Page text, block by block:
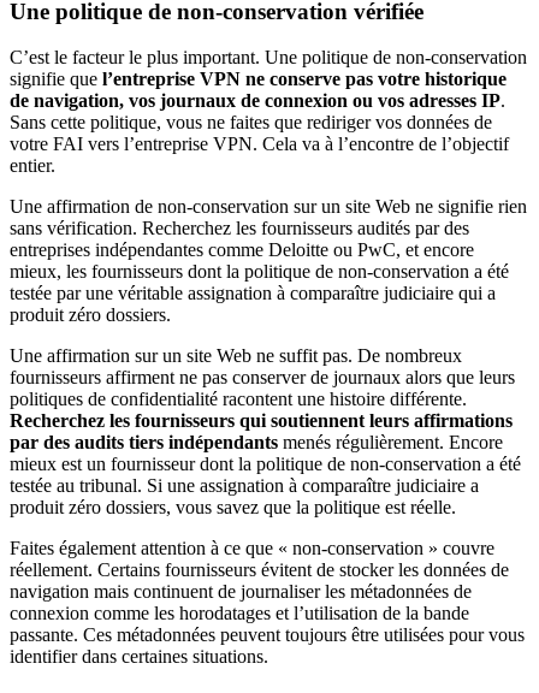
Une politique de non-conservation vérifiée
C’est le facteur le plus important. Une politique de non-conservation
signifie que l’entreprise VPN ne conserve pas votre historique
de navigation, vos journaux de connexion ou vos adresses IP.
Sans cette politique, vous ne faites que rediriger vos données de
votre FAI vers l’entreprise VPN. Cela va à l’encontre de l’objectif
entier.
Une affirmation de non-conservation sur un site Web ne signifie rien
sans vérification. Recherchez les fournisseurs audités par des
entreprises indépendantes comme Deloitte ou PwC, et encore
mieux, les fournisseurs dont la politique de non-conservation a été
testée par une véritable assignation à comparaître judiciaire qui a
produit zéro dossiers.
Une affirmation sur un site Web ne suffit pas. De nombreux
fournisseurs affirment ne pas conserver de journaux alors que leurs
politiques de confidentialité racontent une histoire différente.
Recherchez les fournisseurs qui soutiennent leurs affirmations
par des audits tiers indépendants menés régulièrement. Encore
mieux est un fournisseur dont la politique de non-conservation a été
testée au tribunal. Si une assignation à comparaître judiciaire a
produit zéro dossiers, vous savez que la politique est réelle.
Faites également attention à ce que « non-conservation » couvre
réellement. Certains fournisseurs évitent de stocker les données de
navigation mais continuent de journaliser les métadonnées de
connexion comme les horodatages et l’utilisation de la bande
passante. Ces métadonnées peuvent toujours être utilisées pour vous
identifier dans certaines situations.